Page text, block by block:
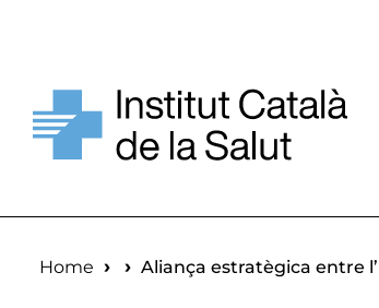
Breadcrumb
Home Aliança estratègica entre